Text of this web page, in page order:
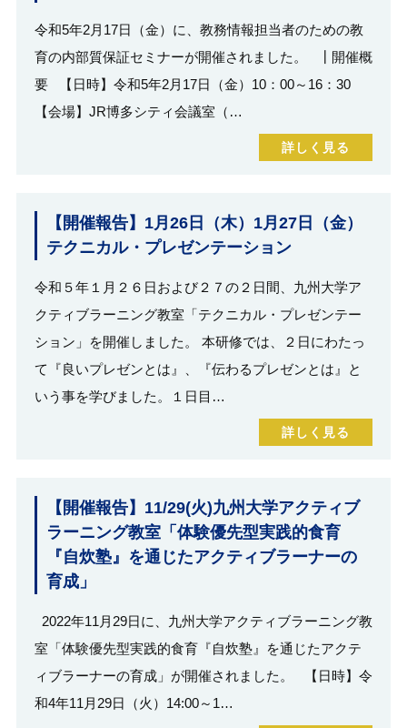
令和5年2月17日（金）に、教務情報担当者のための教
育の内部質保証セミナーが開催されました。 ┃開催概
要 【日時】令和5年2月17日（金）10：00～16：30
【会場】JR博多シティ会議室（…
詳しく見る
【開催報告】1月26日（木）1月27日（金）
テクニカル・プレゼンテーション
令和５年１月２６日および２７の２日間、九州大学ア
クティブラーニング教室「テクニカル・プレゼンテー
ション」を開催しました。 本研修では、２日にわたっ
て『良いプレゼンとは』、『伝わるプレゼンとは』と
いう事を学びました。１日目…
詳しく見る
【開催報告】11/29(火)九州大学アクティブ
ラーニング教室「体験優先型実践的食育
『自炊塾』を通じたアクティブラーナーの
育成」
2022年11月29日に、九州大学アクティブラーニング教
室「体験優先型実践的食育『自炊塾』を通じたアクテ
ィブラーナーの育成」が開催されました。 【日時】令
和4年11月29日（火）14:00～1…